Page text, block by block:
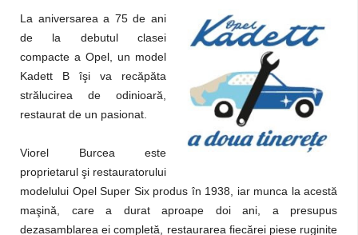
La aniversarea a 75 de ani
de la debutul clasei
compacte a Opel, un model
Kadett B îşi va recăpăta
strălucirea de odinioară,
restaurat de un pasionat.
Viorel Burcea este
proprietarul şi restauratorului
modelului Opel Super Six produs în 1938, iar munca la acestă
maşină, care a durat aproape doi ani, a presupus
dezasamblarea ei completă, restaurarea fiecărei piese ruginite